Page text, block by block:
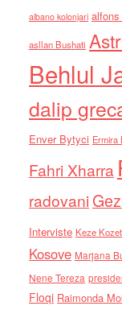
albano kolonjari alfons
asllan Bushati
Behlul
dalip
Enver Bytyci Ermira
Fahri Xharra
radovani
Interviste Keze
Kosove Marjana
Nene Tereza
Floqi Raimonda